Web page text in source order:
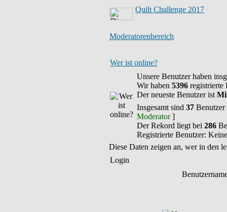
Quilt Challenge 2017
Moderatorenbereich
Wer ist online?
Unsere Benutzer haben
Wir haben 5396 registrierte
Der neueste Benutzer ist
Insgesamt sind 37
Moderator]
Der Rekord liegt bei 286
Registrierte Benutzer: Keine
Diese Daten zeigen an, wer in den
Login